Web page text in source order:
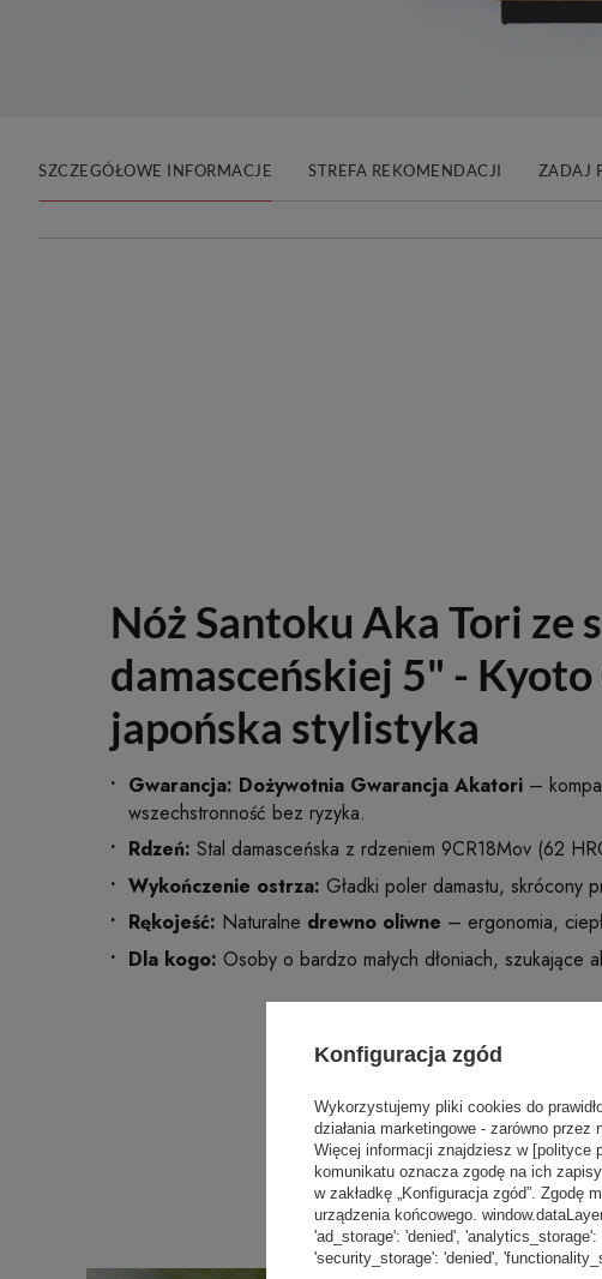
SZCZEGÓŁOWE INFORMACJE STREFA REKOMENDACJI ZADAJ
Nóż Santoku Aka Tori ze
damasceńskiej 5" -
japońska stylistyka
Gwarancja: Dożywotnia Gwarancja Akatori –
wszechstronność bez ryzyka.
Rdzeń: Stal damasceńska z rdzeniem 9CR18Mov (62
Wykończenie ostrza: Gładki poler damastu, skrócony
Rękojeść: Naturalne drewno oliwne – ergonomia,
Dla kogo: Osoby o bardzo małych dłoniach, szukające
Konfiguracja zgód
Wykorzystujemy pliki cookies do
działania marketingowe - zarówno
Więcej informacji znajdziesz w [polityce
komunikatu oznacza zgodę na ich
w zakładkę „Konfiguracja zgód”.
urządzenia końcowego.
'ad_storage': 'denied',
'security_storage': 'denied',